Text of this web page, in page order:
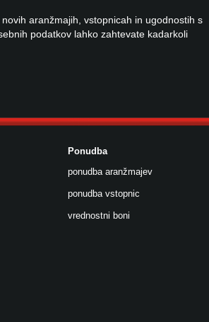
aranžmajih, vstopnicah in ugodnostih s
podatkov lahko zahtevate kadarkoli
Ponudba
ponudba aranžmajev
ponudba vstopnic
vrednostni boni